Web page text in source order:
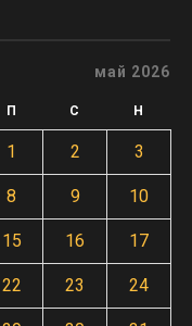
май 2026
П С Н
1 2 3
8 9 10
15 16 17
22 23 24